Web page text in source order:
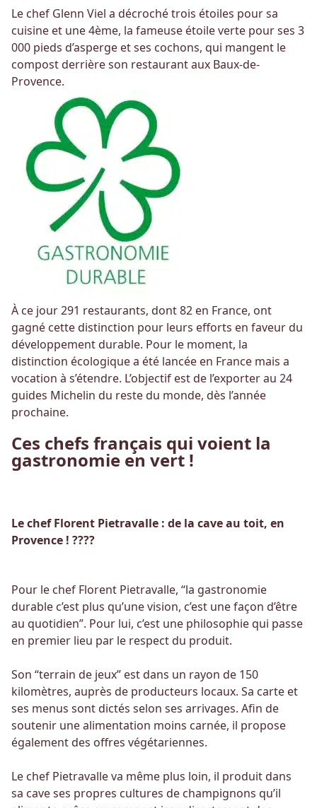
Le chef Glenn Viel a décroché trois étoiles pour sa
cuisine et une 4ème, la fameuse étoile verte pour ses 3
000 pieds d’asperge et ses cochons, qui mangent le
compost derrière son restaurant aux Baux-de-
Provence.
À ce jour 291 restaurants, dont 82 en France, ont
gagné cette distinction pour leurs efforts en faveur du
développement durable. Pour le moment, la
distinction écologique a été lancée en France mais a
vocation à s’étendre. L’objectif est de l’exporter au 24
guides Michelin du reste du monde, dès l’année
prochaine.
Ces chefs français qui voient la
gastronomie en vert !
Le chef Florent Pietravalle : de la cave au toit, en
Provence ! ????
Pour le chef Florent Pietravalle, “la gastronomie
durable c’est plus qu’une vision, c’est une façon d’être
au quotidien”. Pour lui, c’est une philosophie qui passe
en premier lieu par le respect du produit.
Son “terrain de jeux” est dans un rayon de 150
kilomètres, auprès de producteurs locaux. Sa carte et
ses menus sont dictés selon ses arrivages. Afin de
soutenir une alimentation moins carnée, il propose
également des offres végétariennes.
Le chef Pietravalle va même plus loin, il produit dans
sa cave ses propres cultures de champignons qu’il